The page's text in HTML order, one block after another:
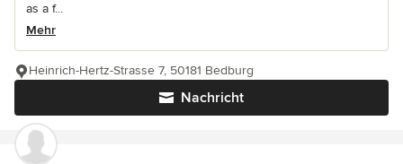
as a f...
Mehr
Nachricht
Heinrich-Hertz-Strasse 7, 50181 Bedburg